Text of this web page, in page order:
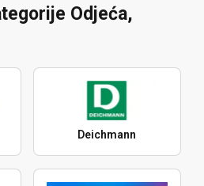
Odjeća,
Deichmann